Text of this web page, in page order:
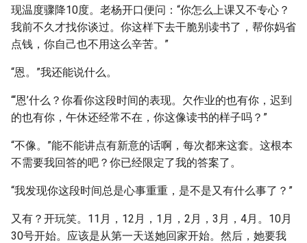
现温度骤降10度。老杨开口便问：“你怎么上课又不专心？
我前不久才找你谈过。你这样下去干脆别读书了，帮你妈省
点钱，你自己也不用这么辛苦。”
“恩。”我还能说什么。
“‘恩’什么？你看你这段时间的表现。欠作业的也有你，迟到
的也有你，午休还经常不在，你这像读书的样子吗？”
“不像。”能不能讲点有新意的话啊，每次都来这套。这根本
不需要我回答的吧？你已经限定了我的答案了。
“我发现你这段时间总是心事重重，是不是又有什么事了？”
又有？开玩笑。11月，12月，1月，2月，3月，4月。10月
30号开始。应该是从第一天送她回家开始。然后，她要我